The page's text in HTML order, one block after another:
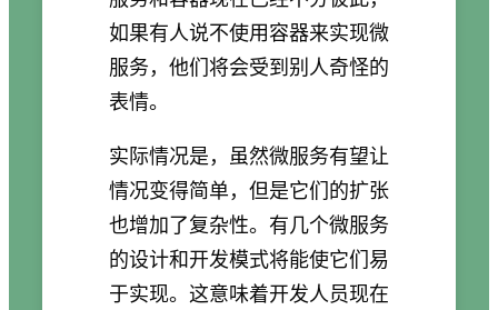
如果有人说不使用容器来实现微
服务，他们将会受到别人奇怪的
表情。
实际情况是，虽然微服务有望让
情况变得简单，但是它们的扩张
也增加了复杂性。有几个微服务
的设计和开发模式将能使它们易
于实现。这意味着开发人员现在